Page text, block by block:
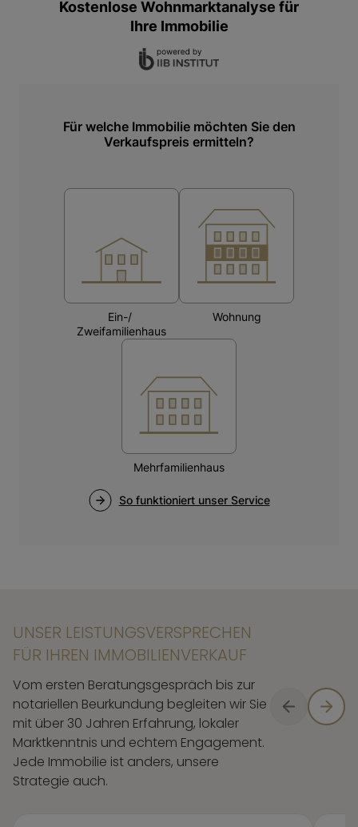
UNSER LEISTUNGSVERSPRECHEN
FÜR IHREN IMMOBILIENVERKAUF
Vom ersten Beratungsgespräch bis zur
notariellen Beurkundung begleiten wir Sie
mit über 30 Jahren Erfahrung, lokaler
Marktkenntnis und echtem Engagement.
Jede Immobilie ist anders, unsere
Strategie auch.